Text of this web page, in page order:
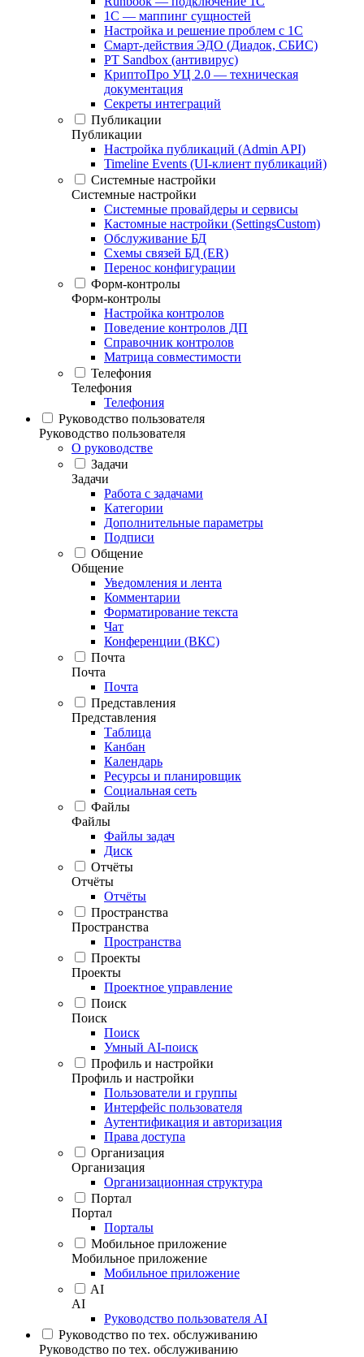
1С — маппинг сущностей
Настройка и решение проблем с 1С
Смарт-действия ЭДО (Диадок, СБИС)
PT Sandbox (антивирус)
КриптоПро УЦ 2.0 — техническая
документация
Секреты интеграций
Публикации
Публикации
Настройка публикаций (Admin API)
Timeline Events (UI-клиент публикаций)
Системные настройки
Системные настройки
Системные провайдеры и сервисы
Кастомные настройки (SettingsCustom)
Обслуживание БД
Схемы связей БД (ER)
Перенос конфигурации
Форм-контролы
Форм-контролы
Настройка контролов
Поведение контролов ДП
Справочник контролов
Матрица совместимости
Телефония
Телефония
Телефония
Руководство пользователя
Руководство пользователя
О руководстве
Задачи
Задачи
Работа с задачами
Категории
Дополнительные параметры
Подписи
Общение
Общение
Уведомления и лента
Комментарии
Форматирование текста
Чат
Конференции (ВКС)
Почта
Почта
Почта
Представления
Представления
Таблица
Канбан
Календарь
Ресурсы и планировщик
Социальная сеть
Файлы
Файлы
Файлы задач
Диск
Отчёты
Отчёты
Отчёты
Пространства
Пространства
Пространства
Проекты
Проекты
Проектное управление
Поиск
Поиск
Поиск
Умный AI-поиск
Профиль и настройки
Профиль и настройки
Пользователи и группы
Интерфейс пользователя
Аутентификация и авторизация
Права доступа
Организация
Организация
Организационная структура
Портал
Портал
Порталы
Мобильное приложение
Мобильное приложение
Мобильное приложение
AI
AI
Руководство пользователя AI
Руководство по тех. обслуживанию
Руководство по тех. обслуживанию